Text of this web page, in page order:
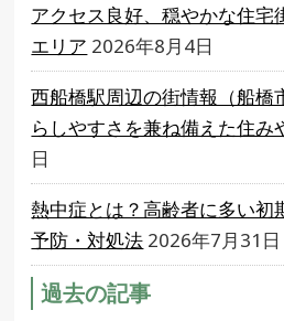
アクセス良好、穏やかな住宅
エリア 2026年8月4日
西船橋駅周辺の街情報（船橋
らしやすさを兼ね備えた住み
日
熱中症とは？高齢者に多い初
予防・対処法 2026年7月31日
過去の記事